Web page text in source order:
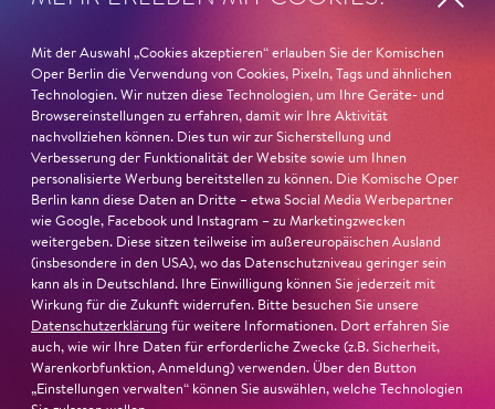
Mit der Auswahl „Cookies akzeptieren“ erlauben Sie der Komischen
Oper Berlin die Verwendung von Cookies, Pixeln, Tags und ähnlichen
Technologien. Wir nutzen diese Technologien, um Ihre Geräte- und
Browsereinstellungen zu erfahren, damit wir Ihre Aktivität
nachvollziehen können. Dies tun wir zur Sicherstellung und
Verbesserung der Funktionalität der Website sowie um Ihnen
personalisierte Werbung bereitstellen zu können. Die Komische Oper
Berlin kann diese Daten an Dritte – etwa Social Media Werbepartner
wie Google, Facebook und Instagram – zu Marketingzwecken
weitergeben. Diese sitzen teilweise im außereuropäischen Ausland
(insbesondere in den USA), wo das Datenschutzniveau geringer sein
kann als in Deutschland. Ihre Einwilligung können Sie jederzeit mit
Wirkung für die Zukunft widerrufen. Bitte besuchen Sie unsere
Datenschutzerklärung für weitere Informationen. Dort erfahren Sie
auch, wie wir Ihre Daten für erforderliche Zwecke (z.B. Sicherheit,
Warenkorbfunktion, Anmeldung) verwenden. Über den Button
„Einstellungen verwalten“ können Sie auswählen, welche Technologien